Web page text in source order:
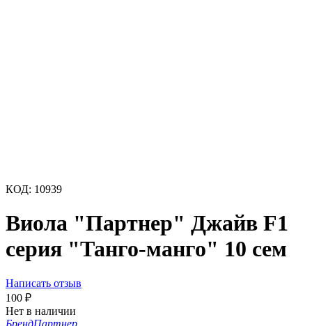
КОД: 10939
Виола "Партнер" Джайв F1
серия "Танго-манго" 10 сем
Написать отзыв
100 ₽
Нет в наличии
БрендПартнер